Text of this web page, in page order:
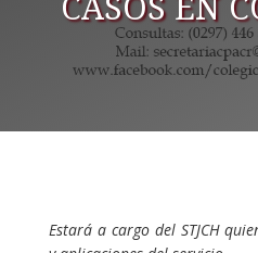
Estará a cargo del STJCH